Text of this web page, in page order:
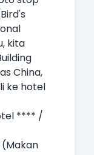
kita
China,
ke hotel
**** /
(Makan